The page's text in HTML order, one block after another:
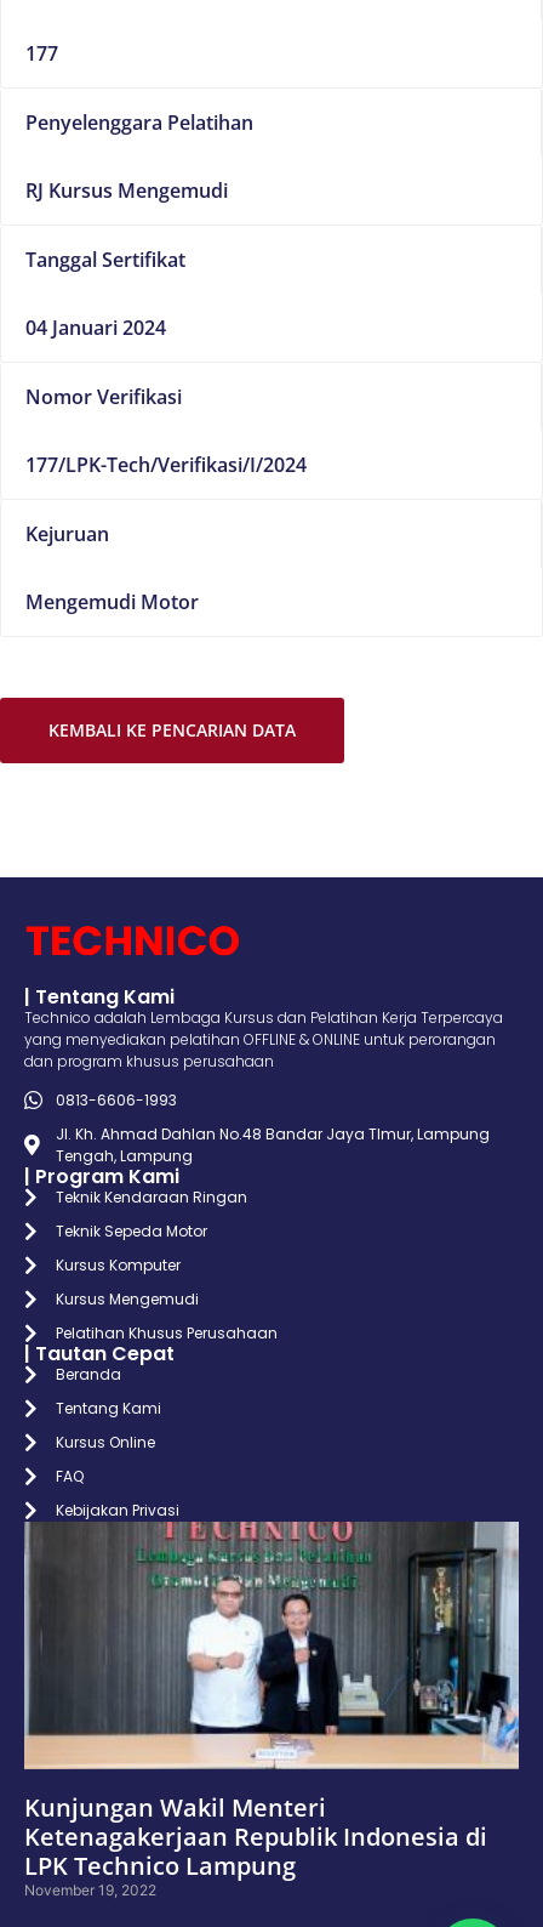
177
Penyelenggara Pelatihan
RJ Kursus Mengemudi
Tanggal Sertifikat
04 Januari 2024
Nomor Verifikasi
177/LPK-Tech/Verifikasi/I/2024
Kejuruan
Mengemudi Motor
KEMBALI KE PENCARIAN DATA
| Tentang Kami
Technico adalah Lembaga Kursus dan Pelatihan Kerja Terpercaya
yang menyediakan pelatihan OFFLINE & ONLINE untuk perorangan
dan program khusus perusahaan
0813-6606-1993
Jl. Kh. Ahmad Dahlan No.48 Bandar Jaya TImur, Lampung
Tengah, Lampung
| Program Kami
Teknik Kendaraan Ringan
Teknik Sepeda Motor
Kursus Komputer
Kursus Mengemudi
Pelatihan Khusus Perusahaan
| Tautan Cepat
Beranda
Tentang Kami
Kursus Online
FAQ
Kebijakan Privasi
Kunjungan Wakil Menteri
Ketenagakerjaan Republik Indonesia di
LPK Technico Lampung
November 19, 2022